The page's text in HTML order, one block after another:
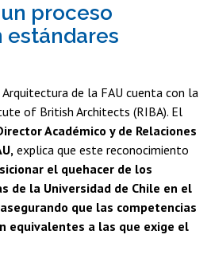
proceso
de la FAU cuenta con la
of British Architects (RIBA). El
Académico y de Relaciones
explica que este reconocimiento
el quehacer de los
de la Universidad de Chile en el
que las competencias
equivalentes a las que exige el